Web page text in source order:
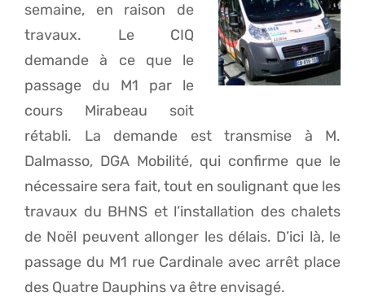
semaine, en raison de
travaux. Le CIQ
demande à ce que le
passage du M1 par le
cours Mirabeau soit
rétabli. La demande est transmise à M.
Dalmasso, DGA Mobilité, qui confirme que le
nécessaire sera fait, tout en soulignant que les
travaux du BHNS et l’installation des chalets
de Noël peuvent allonger les délais. D’ici là, le
passage du M1 rue Cardinale avec arrêt place
des Quatre Dauphins va être envisagé.